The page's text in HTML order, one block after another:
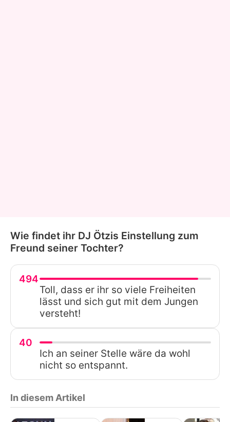
Wie findet ihr DJ Ötzis Einstellung zum
Freund seiner Tochter?
494
Toll, dass er ihr so viele Freiheiten
lässt und sich gut mit dem Jungen
versteht!
40
Ich an seiner Stelle wäre da wohl
nicht so entspannt.
In diesem Artikel